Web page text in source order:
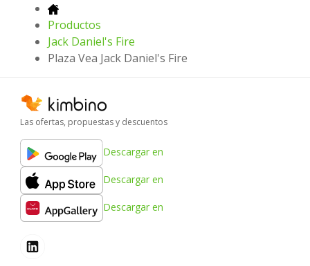
Productos
Jack Daniel's Fire
Plaza Vea Jack Daniel's Fire
Las ofertas, propuestas y descuentos
Descargar en
Descargar en
Descargar en